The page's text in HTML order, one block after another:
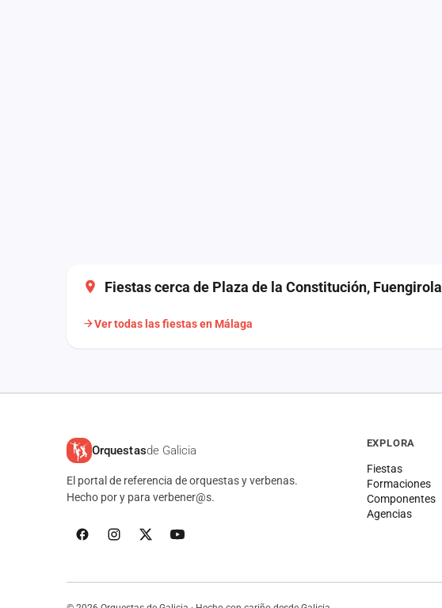
Fiestas cerca de Plaza de la Constitución, Fuengirola
Ver todas las fiestas en Málaga
Orquestasde Galicia
El portal de referencia de orquestas y verbenas.
Hecho por y para verbener@s.
EXPLORA
Fiestas
Formaciones
Componentes
Agencias